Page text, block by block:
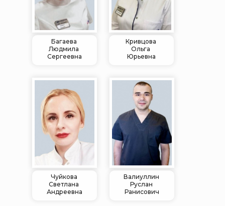
Багаева
Людмила
Сергеевна
Кривцова
Ольга
Юрьевна
Валиуллин
Руслан
Ранисович
Чуйкова
Светлана
Андреевна